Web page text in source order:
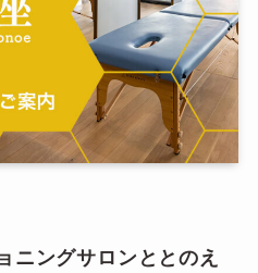
ニングサロンととのえ